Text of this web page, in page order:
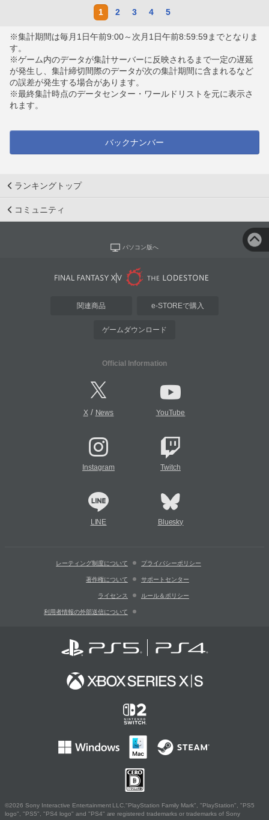
1 2 3 4 5
※集計期間は毎月1日午前9:00～次月1日午前8:59:59までとなりま
す。
※ゲーム内のデータが集計サーバーに反映されるまで一定の遅延
が発生し、集計締切間際のデータが次の集計期間に含まれるなど
の誤差が発生する場合があります。
※最終集計時点のデータセンター・ワールドリストを元に表示さ
れます。
バックナンバー
ランキングトップ
コミュニティ
パソコン版へ
関連商品 e-STOREで購入
ゲームダウンロード
Official Information
X/ News YouTube
Instagram Twitch
LINE Bluesky
レーティング制度について プライバシーポリシー
著作権について サポートセンター
ライセンス ルール＆ポリシー
利用者情報の外部送信について
©2026 Sony Interactive Entertainment LLC."PlayStation Family Mark", "PlayStation", "PS5
logo", "PS5", "PS4 logo" and "PS4" are registered trademarks or trademarks of Sony